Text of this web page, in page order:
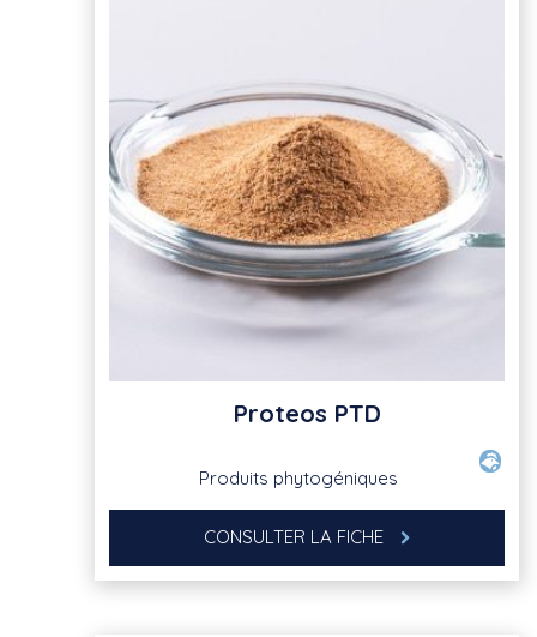
Proteos PTD
Produits phytogéniques
CONSULTER LA FICHE